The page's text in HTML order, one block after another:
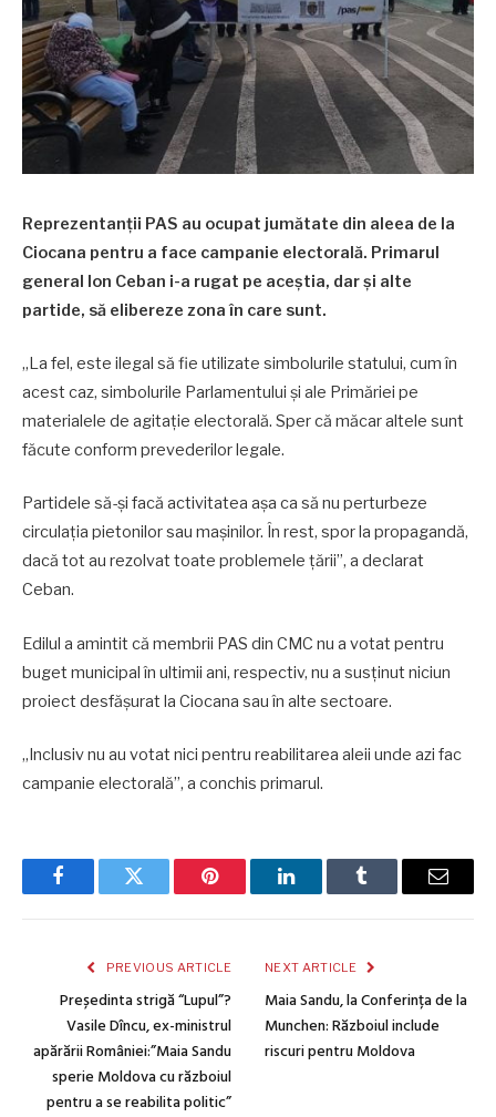
Reprezentanții PAS au ocupat jumătate din aleea de la
Ciocana pentru a face campanie electorală. Primarul
general Ion Ceban i-a rugat pe aceștia, dar și alte
partide, să elibereze zona în care sunt.
„La fel, este ilegal să fie utilizate simbolurile statului, cum în
acest caz, simbolurile Parlamentului și ale Primăriei pe
materialele de agitație electorală. Sper că măcar altele sunt
făcute conform prevederilor legale.
Partidele să-și facă activitatea așa ca să nu perturbeze
circulația pietonilor sau mașinilor. În rest, spor la propagandă,
dacă tot au rezolvat toate problemele țării”, a declarat
Ceban.
Edilul a amintit că membrii PAS din CMC nu a votat pentru
buget municipal în ultimii ani, respectiv, nu a susținut niciun
proiect desfășurat la Ciocana sau în alte sectoare.
„Inclusiv nu au votat nici pentru reabilitarea aleii unde azi fac
campanie electorală”, a conchis primarul.
FacebookTwitter Pinterest LinkedInTumblr Email
PREVIOUS ARTICLE
Președinta strigă “Lupul”?
Vasile Dîncu, ex-ministrul
apărării României:”Maia Sandu
sperie Moldova cu războiul
pentru a se reabilita politic”
NEXT ARTICLE
Maia Sandu, la Conferința de la
Munchen: Războiul include
riscuri pentru Moldova